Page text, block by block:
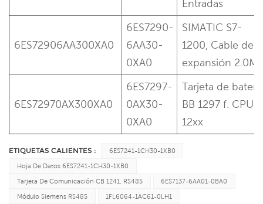
Entradas
6ES72906AA300XA0
6ES7290-
6AA30-
0XA0
SIMATIC S7-
1200, Cable de
expansión 2.0M
6ES72970AX300XA0
6ES7297-
0AX30-
0XA0
Tarjeta de
BB 1297 f. CPU
12xx
ETIQUETAS CALIENTES : 6ES7241-1CH30-1XB0
Hoja De Datos 6ES7241-1CH30-1XB0
Tarjeta De Comunicación CB 1241, RS485 6ES7137-6AA01-0BA0
Módulo Siemens RS485 1FL6064-1AC61-0LH1